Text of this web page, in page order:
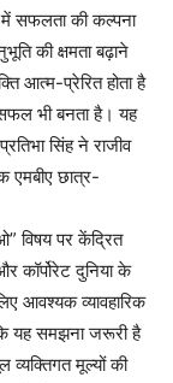
सफलता की कल्पना
की क्षमता बढ़ाने
आत्म-प्रेरित होता है
भी बनता है। यह
सिंह ने राजीव
एमबीए छात्र-
विषय पर केंद्रित
कॉर्पोरेट दुनिया के
आवश्यक व्यावहारिक
यह समझना जरूरी है
मूल्यों की